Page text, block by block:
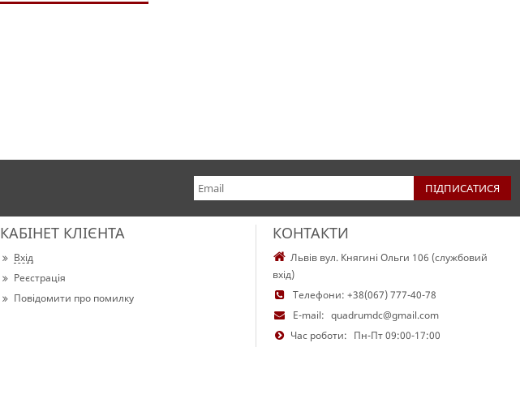
КАБІНЕТ КЛІЄНТА
Вхід
Реєстрація
Повідомити про помилку
КОНТАКТИ
Львів вул. Княгині Ольги 106 (службовий
вхід)
Телефони: +38(067) 777-40-78
E-mail: quadrumdc@gmail.com
Час роботи: Пн-Пт 09:00-17:00